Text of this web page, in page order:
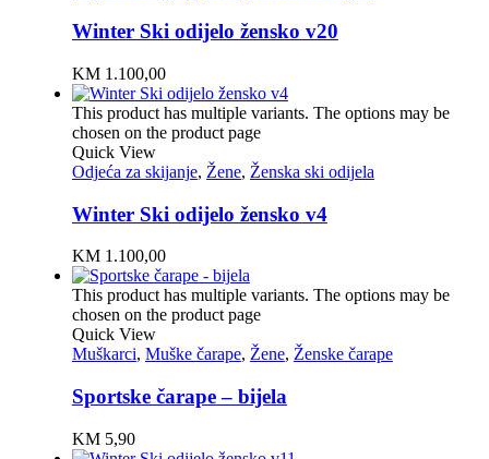
Winter Ski odijelo žensko v20
KM1.100,00
This product has multiple variants. The options may be
chosen on the product page
Quick View
Odjeća za skijanje, Žene, Ženska ski odijela
Winter Ski odijelo žensko v4
KM1.100,00
This product has multiple variants. The options may be
chosen on the product page
Quick View
Muškarci, Muške čarape, Žene, Ženske čarape
Sportske čarape – bijela
KM5,90